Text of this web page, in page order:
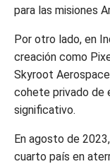
para las misiones
Por otro lado, en
creación como
Skyroot
cohete privado de
significativo.
En agosto de
cuarto país en